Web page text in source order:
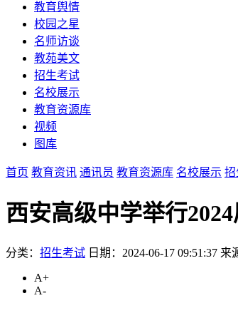
教育舆情
校园之星
名师访谈
教苑美文
招生考试
名校展示
教育资源库
视频
图库
首页 教育资讯 通讯员 教育资源库 名校展示 招
西安高级中学举行
分类： 招生考试 日期：2024-06-17 09:51:37 来
A+
A-